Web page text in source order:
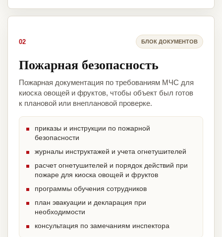
02 БЛОК ДОКУМЕНТОВ
Пожарная безопасность
Пожарная документация по требованиям МЧС для
киоска овощей и фруктов, чтобы объект был готов
к плановой или внеплановой проверке.
приказы и инструкции по пожарной
безопасности
журналы инструктажей и учета огнетушителей
расчет огнетушителей и порядок действий при
пожаре для киоска овощей и фруктов
программы обучения сотрудников
план эвакуации и декларация при
необходимости
консультация по замечаниям инспектора